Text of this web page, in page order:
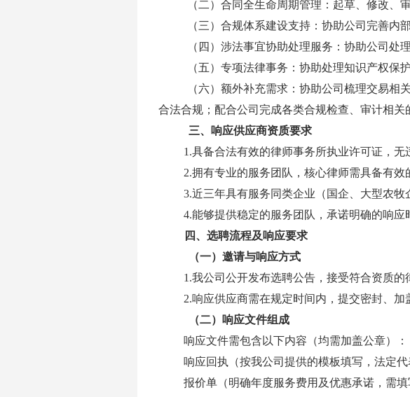
（二）合同全生命周期管理 ：起草、修改、
（三）合规体系建设支持 ：协助公司完善内
（四）涉法事宜协助处理服务 ：协助公司处
（五）专项法律事务 ：协助处理知识产权保
（六）额外补充需求 ：协助公司梳理交易相
合法合规；配合公司完成各类合规检查、审计相关
三、
响应供应商资质要求
1.具备合法有效的律师事务所执业许可证，无
2.拥有专业的服务团队，核心律师需具备有效
3.近三年具有服务同类企业（国企、大型农牧
4.能够提供稳定的服务团队，承诺明确的响应
四、选聘流程及响应要求
（一） 邀请与响应方式
1.我公司公开发布选聘公告，接受符合资质的
2.响应供应商需在规定时间内，提交密封、加
（二）
响应文件组成
响应文件需包含以下内容（均需加盖公章）：
响应回执（按我公司提供的模板填写，法定
报价单（明确年度服务费用及优惠承诺，需